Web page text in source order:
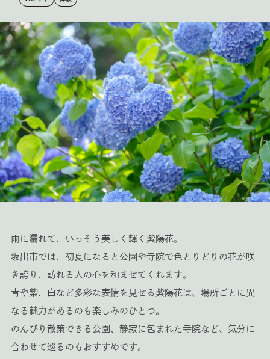
雨に濡れて、いっそう美しく輝く紫陽花。
坂出市では、初夏になると公園や寺院で色とりどりの花が咲
き誇り、訪れる人の心を和ませてくれます。
青や紫、白など多彩な表情を見せる紫陽花は、場所ごとに異
なる魅力があるのも楽しみのひとつ。
のんびり散策できる公園、静寂に包まれた寺院など、気分に
合わせて巡るのもおすすめです。